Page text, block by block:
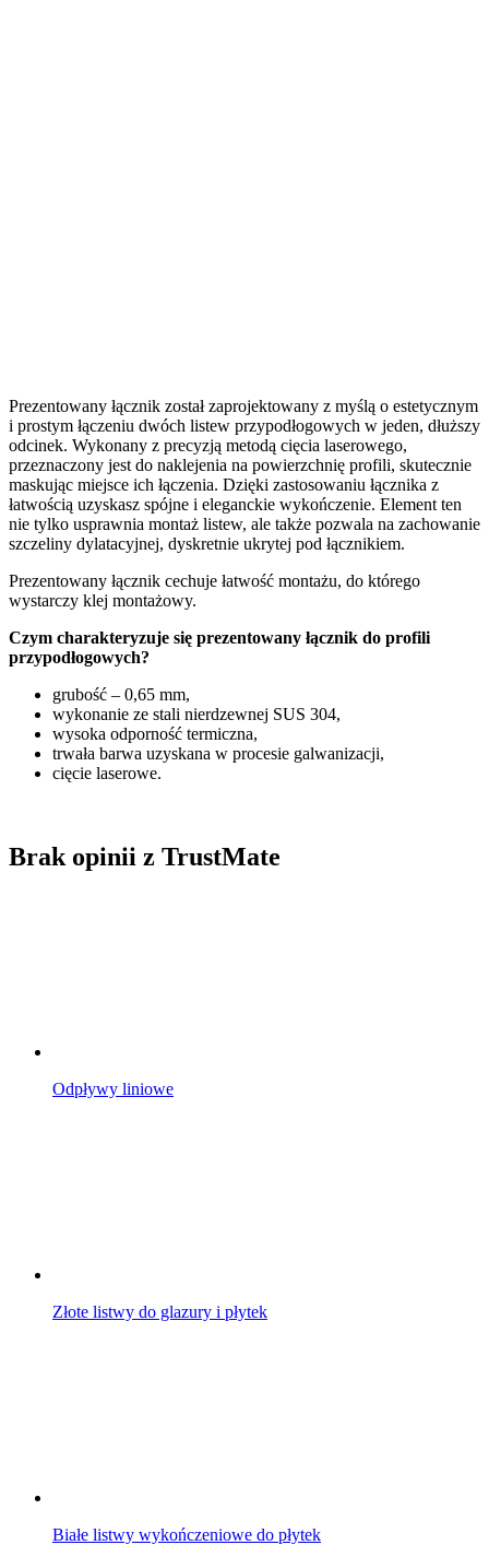
Prezentowany łącznik został zaprojektowany z myślą o estetycznym
i prostym łączeniu dwóch listew przypodłogowych w jeden, dłuższy
odcinek. Wykonany z precyzją metodą cięcia laserowego,
przeznaczony jest do naklejenia na powierzchnię profili, skutecznie
maskując miejsce ich łączenia. Dzięki zastosowaniu łącznika z
łatwością uzyskasz spójne i eleganckie wykończenie. Element ten
nie tylko usprawnia montaż listew, ale także pozwala na zachowanie
szczeliny dylatacyjnej, dyskretnie ukrytej pod łącznikiem.
Prezentowany łącznik cechuje łatwość montażu, do którego
wystarczy klej montażowy.
Czym charakteryzuje się prezentowany łącznik do profili
przypodłogowych?
grubość – 0,65 mm,
wykonanie ze stali nierdzewnej SUS 304,
wysoka odporność termiczna,
trwała barwa uzyskana w procesie galwanizacji,
cięcie laserowe.
Brak opinii z TrustMate
Odpływy liniowe
Złote listwy do glazury i płytek
Białe listwy wykończeniowe do płytek